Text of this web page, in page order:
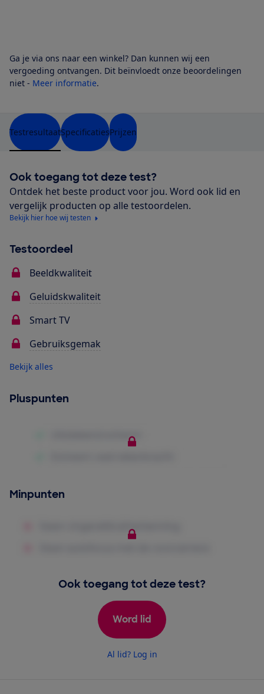
Ga je via ons naar een winkel? Dan kunnen wij een
vergoeding ontvangen. Dit beïnvloedt onze beoordelingen
niet - Meer informatie.
TestresultaatSpecificatiesPrijzen
Ook toegang tot deze test?
Ontdek het beste product voor jou. Word ook lid en
vergelijk producten op alle testoordelen.
Bekijk hier hoe wij testen
Testoordeel
Beeldkwaliteit
Geluidskwaliteit
Smart TV
Gebruiksgemak
Bekijk alles
Pluspunten
Minpunten
Ook toegang tot deze test?
Word lid
Al lid? Log in